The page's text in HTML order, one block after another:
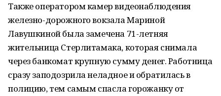
Также оператором камер видеонаблюдения
железно-дорожного вокзала Мариной
Лавушкиной была замечена 71-летняя
жительница Стерлитамака, которая снимала
через банкомат крупную сумму денег. Работница
сразу заподозрила неладное и обратилась в
полицию, тем самым спасла горожанку от